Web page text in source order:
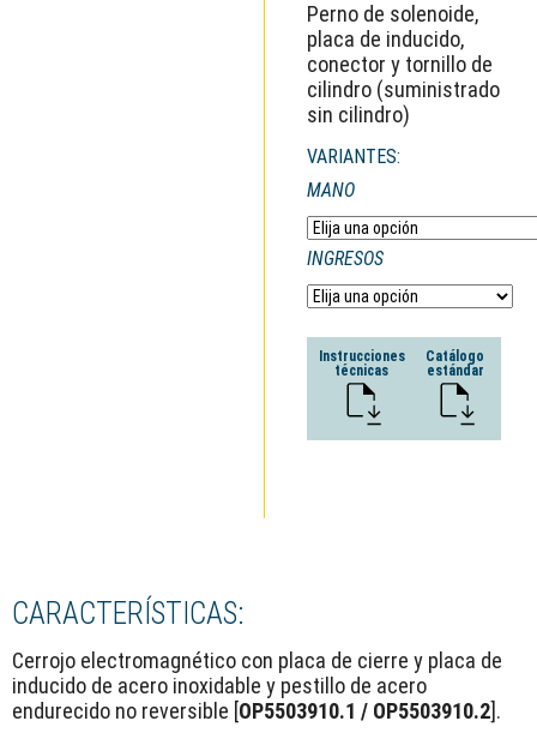
Perno de solenoide,
placa de inducido,
conector y tornillo de
cilindro (suministrado
sin cilindro)
VARIANTES:
MANO
INGRESOS
Instrucciones
técnicas
Catálogo
estándar
CARACTERÍSTICAS:
Cerrojo electromagnético con placa de cierre y placa de
inducido de acero inoxidable y pestillo de acero
endurecido no reversible [OP5503910.1 / OP5503910.2].